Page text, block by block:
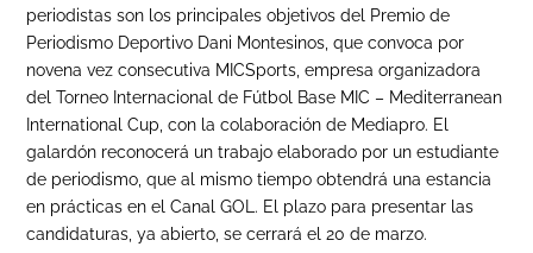
periodistas son los principales objetivos del Premio de
Periodismo Deportivo Dani Montesinos, que convoca por
novena vez consecutiva MICSports, empresa organizadora
del Torneo Internacional de Fútbol Base MIC – Mediterranean
International Cup, con la colaboración de Mediapro. El
galardón reconocerá un trabajo elaborado por un estudiante
de periodismo, que al mismo tiempo obtendrá una estancia
en prácticas en el Canal GOL. El plazo para presentar las
candidaturas, ya abierto, se cerrará el 20 de marzo.